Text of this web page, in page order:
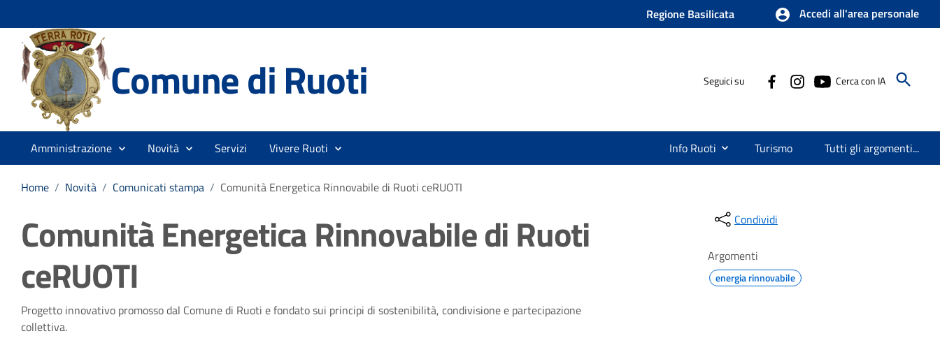
Regione Basilicata Accedi all'area personale
Comune di Ruoti Seguici su Cerca con IA
Amministrazione Novità Servizi Vivere Ruoti Info Ruoti Turismo Tutti gli argomenti...
Home / Novità / Comunicati stampa / Comunità Energetica Rinnovabile di Ruoti ceRUOTI
Comunità Energetica Rinnovabile di Ruoti
ceRUOTI
Dettagli della notizia
Progetto innovativo promosso dal Comune di Ruoti e fondato sui principi di sostenibilità, condivisione e partecipazione
collettiva.
Condividi
Argomenti
energia rinnovabile